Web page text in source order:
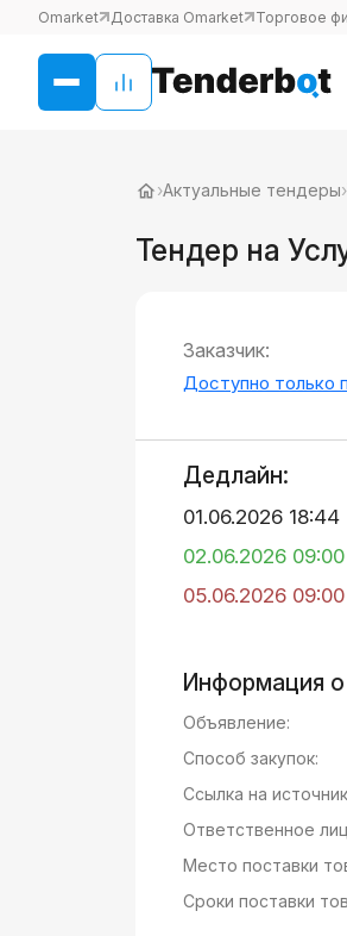
Omarket Доставка Omarket Торговое
›Актуальные тендеры›
Тендер на
Заказчик:
Доступно только
Дедлайн:
01.06.2026 18:44
02.06.2026 09:00
05.06.2026 09:00
Информация
Объявление:
Способ закупок:
Ссылка на
Ответственное
Место поставки
Сроки поставки